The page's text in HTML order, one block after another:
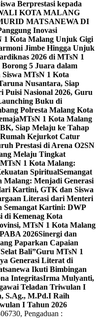
Berprestasi kepada
KOTA MALANG
MATSANEWA DI
Inovasi
1 Kota Malang Unjuk Gigi
Jimbe Hingga Unjuk
2026 di MTsN 1
5 Juara dalam
Siswa MTsN 1 Kota
Nusantara, Siap
Puisi Nasional 2026, Guru
Buku di
Polresta Malang Kota
MTsN 1 Kota Malang
Siap Melaju ke Tahap
Kejurkot Catur
Prestasi di Arena O2SN
Melaju Tingkat
1 Kota Malang:
SpiritualSemangat
Malang: Menjadi Generasi
Kartini, GTK dan Siswa
Literasi dari Menteri
Semangat Kartini: DWP
di Kemenag Kota
MTsN 1 Kota Malang
2026Sinergi dan
Paparkan Capaian
Bali”Guru MTsN 1
Generasi Literat di
Ikuti Bimbingan
IntegritasIrma Mulyanti,
Teladan Triwulan I
S.Ag., M.Pd.I Raih
I Tahun 2026
Pengaduan :